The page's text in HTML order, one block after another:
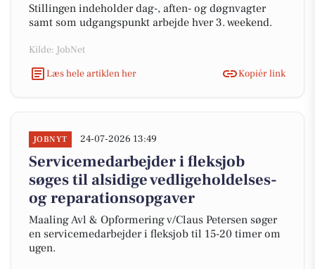
Stillingen indeholder dag-, aften- og døgnvagter
samt som udgangspunkt arbejde hver 3. weekend.
Kilde: JobNet
Læs hele artiklen her
Kopiér link
JOBNYT 24-07-2026 13:49
Servicemedarbejder i fleksjob
søges til alsidige vedligeholdelses-
og reparationsopgaver
Maaling Avl & Opformering v/Claus Petersen søger
en servicemedarbejder i fleksjob til 15-20 timer om
ugen.